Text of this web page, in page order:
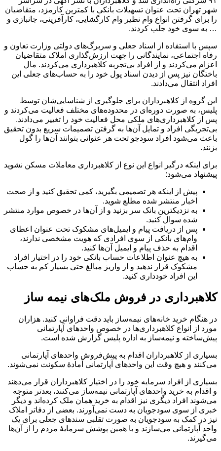
شهر تهران تحت عنوان تسهیلات بانکی با کمترین کارمزد، متقاضیان
را برای گرفتن انواع وام نظیر وام کارگشایی، کارآفرینی، جانبازی و
… به سوی خود جلب کردند.
سپس با استفاده از اسناد جعلی و سربرگ‌های دولتی وزارت تعاون و
رفاه اجتماعی، نمایندگانی را جهت ارزش‌گذاری املاک متقاضیان
اعزام می‌کردند و از افراد بی‌تجربه کلاهبرداری می‌کردند. مال
باختگان نیز پس از دیدن اسناد پول خود را به حساب‌های جعلی این
افراد انتقال می‌دادند.
این گروه از کلاهبرداران برای جلوگیری از شناسایی‌شان توسط
پلیس،‌ به صورت دوره‌ای در محدوده‌های مختلف فعالیت می‌کردند و
پس از کلاهبرداری‌های ملکی محل فعالیت خود را تغییر می‌دادند.
بی‌تجربگی افراد و تمایل آن‌ها به گرفتن تصمیمات سریع بدون تحقیق
باعث می‌شود افراد سودجو تحت هر عنوانی بتوانند آن‌ها را گول
بزنند.
برای اینکه درگیر انواع این نوع از کلاهبرداری معاملات مسکن نشوید
پیشنهاد می‌شود:
پیش از اینکه هر تصمیمی بگیرید، کمی تحقیق کنید و از صحت
اخبار منتشر شده مطلع شوید.
به نزدیکترین بانک سر بزنید و از آن‌ها در خصوص موارد منتشر
شده سوال کنید.
پس از دریافت پیام و ایمیل‌های مشکوک تحت عنوان اعطای
وام‌های بانکی از سوی افرادی که هویت مشخصی ندارند،
اقدام به حذف پیام و ایمیل آن‌ها کنید.
به هیچ عنوان اطلاعات حساب بانکی خود را در اختیار افراد
مشکوک قرار ندهید و از واریز مبالغ حتی بسیار کم به حساب
این افراد خودداری کنید.
کلاهبرداری در فروش ملک‌های نیمه ساز
در هنگام خرید خانه‌های نیمه‌ساز باید دقت فراوانی کنید. هزاران
مورد از انواع کلاهبرداری‌ها در خصوص واحدهای آپارتمانی
پیش‌ساخته و نیمه‌ساز به اداره پلیس گزارش شده است.
بسیاری از کلاهبرداران اقدام به پیش‌فروش واحدهای آپارتمانی
می‌کنند و هیچ وقت این واحدهای آپارتمانی آمادۀ سکونت نمی‌شوند.
بسیاری از افراد سرمایه خود را در اختیار کلاهبرداران قرار می‌دهند
و اقدام به خرید واحدهای آپارتمانی نیمه‌ساز می‌کنند، بعدتر متوجه
می‌شوند افراد دیگری نیز اقدام به خرید همان ملک کرده‌اند و دیگر
خبری از سوی سودجویان به دست نمی‌آورند. بعضی از دفاتر املاک
نیز در کمک به سودجویان به صورت تقلبی سندهای جعلی برای یک
واحد آپارتمانی می‌سازند و با همین پوشش سرمایۀ مردم را از آن‌ها
می‌گیرند.